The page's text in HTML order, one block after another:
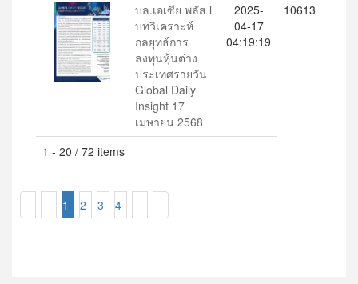
บล.เอเซีย พลัส l
บทวิเคราะห์
กลยุทธ์การ
ลงทุนหุ้นต่าง
ประเทศรายวัน
Global Daily
Insight 17
เมษายน 2568
2025-
04-17
04:19:19
10613
1 - 20 / 72 items
1 2 3 4